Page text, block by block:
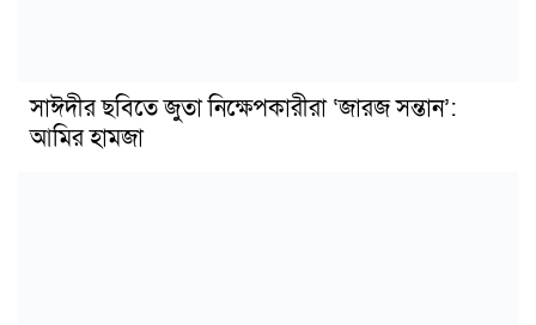
সাঈদীর ছবিতে জুতা নিক্ষেপকারীরা ‘জারজ সন্তান’:
আমির হামজা